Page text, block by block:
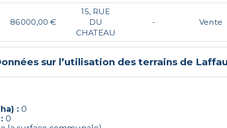
86 000,00 €
15, RUE
DU
CHATEAU
- Vente
sur l’utilisation des terrains de
: 0
0